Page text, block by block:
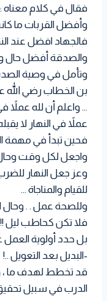
فقال في كلام معناه
وأفضل القربات ما
فالجهاد افضل عند
والصدقة أفضل حال
وتأمل في وصية
بن الخطاب رضي الله
… واعلم أن لله عملاً
عملاً في النهار لا
فحين تبدأ في مهمة
واجعل لكل وقت وحال
وعز جعل النهار
للقيام والمناجاة …
وللصحة عمل . . وحال
فلا تكن كحاطب ليل
بل حدد أولوية
-البديل بعد التعويل ..!
قد تخطط لهدف ما ،
الدرب في سبيل